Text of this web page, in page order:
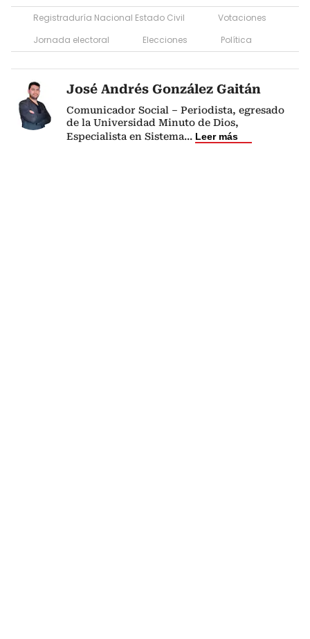
Registraduría Nacional Estado Civil
Votaciones
Jornada electoral
Elecciones Política
José Andrés González Gaitán
Comunicador Social – Periodista, egresado
de la Universidad Minuto de Dios,
Especialista en Sistema... Leer más